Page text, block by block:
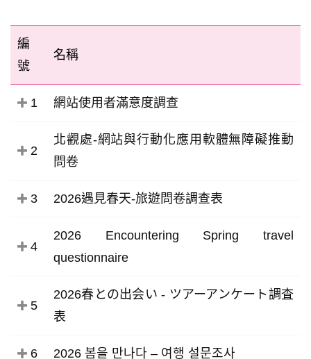
編
號
名稱
1 網站使用者滿意度調查
2
北觀處-網站與行動化應用軟體無障礙推動
問卷
3 2026遇見春天-旅遊問卷調查表
4
2026 Encountering Spring travel
questionnaire
5
2026春との出会い - ツアーアンケート調査
表
6 2026 봄을 만나다 – 여행 설문조사